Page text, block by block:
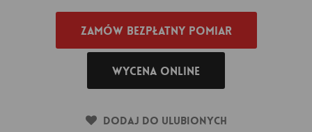
Zamów bezpłatny pomiar
Wycena online
Dodaj do ulubionych